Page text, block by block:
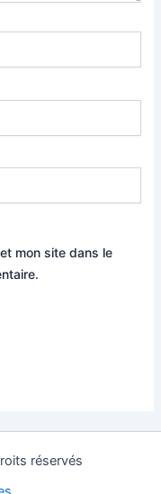
mon site dans le
réservés